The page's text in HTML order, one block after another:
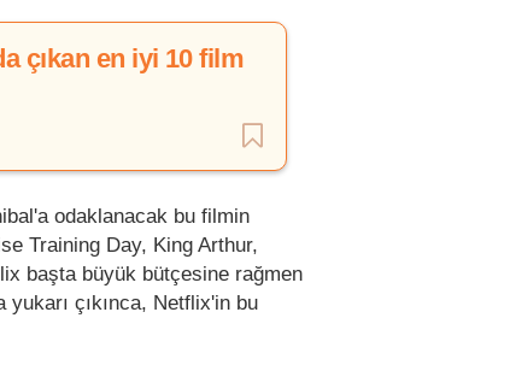
çıkan en iyi 10 film
odaklanacak bu filmin
Training Day, King Arthur,
başta büyük bütçesine rağmen
çıkınca, Netflix'in bu